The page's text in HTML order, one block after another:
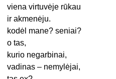
viena virtuvėje rūkau
ir akmenėju.
kodėl mane? seniai?
o tas,
kurio negarbinai,
vadinas – nemylėjai,